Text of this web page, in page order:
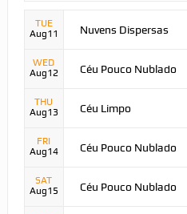
TUE
Aug11
Nuvens Dispersas
WED
Aug12
Céu Pouco Nublado
THU
Aug13
Céu Limpo
FRI
Aug14
Céu Pouco Nublado
SAT
Aug15
Céu Pouco Nublado